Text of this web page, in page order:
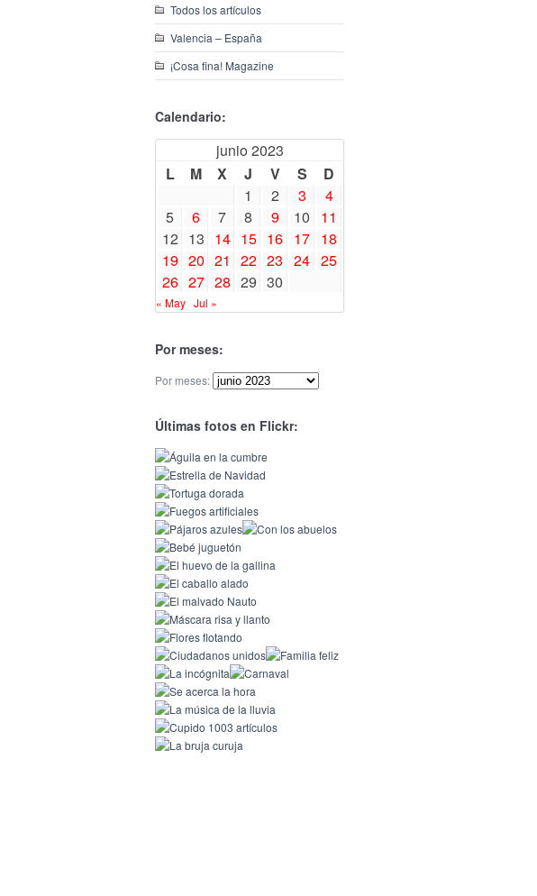
Todos los artículos
Valencia – España
¡Cosa fina! Magazine
Calendario:
junio 2023
L
M X J V S
D
1
2 3
4
5
6 7 8 9 10
11
12 13 14 15 16 17 18
19 20 21 22 23 24 25
26 27 28 29 30
« May Jul »
Por meses:
Por meses:
Últimas fotos en Flickr: